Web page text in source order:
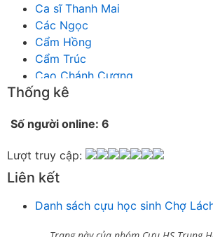
Ca sĩ Thanh Mai
Các Ngọc
Cẩm Hồng
Cẩm Trúc
Cao Chánh Cương
Cao Nhật Quyên
Chích Chị
Chu Trầm Nguyên Minh
Cò Bằng
Công Bình
Thống kê
Số người online: 6
Lượt truy cập:
Liên kết
Danh sách cựu học sinh Chợ